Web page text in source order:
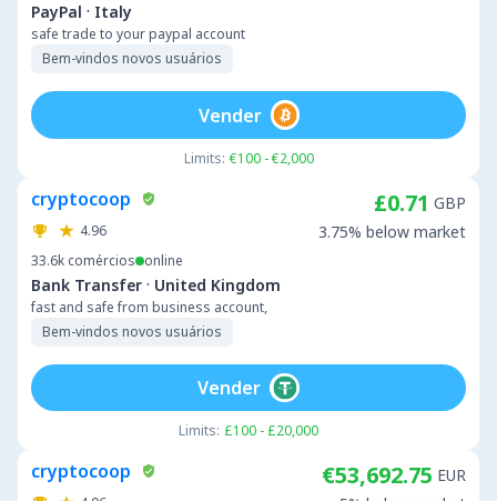
PayPal · Italy
safe trade to your paypal account
Bem-vindos novos usuários
Limits: €100 - €2,000
Vender
cryptocoop
4.96
33.6k comércios online
Bank Transfer · United Kingdom
fast and safe from business account,
Bem-vindos novos usuários
£0.71 GBP
3.75% below market
Limits: £100 - £20,000
Vender
cryptocoop €53,692.75 EUR